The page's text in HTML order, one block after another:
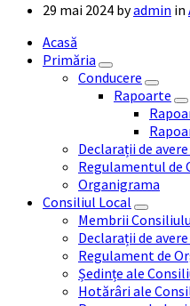
29 mai 2024 byadmin in
Acasă
Primăria
Conducere
Rapoarte
Declarații de
Regulamentul de
Organigrama
Consiliul Local
Membrii
Declarații de
Regulament de
Ședințe ale
Hotărâri ale